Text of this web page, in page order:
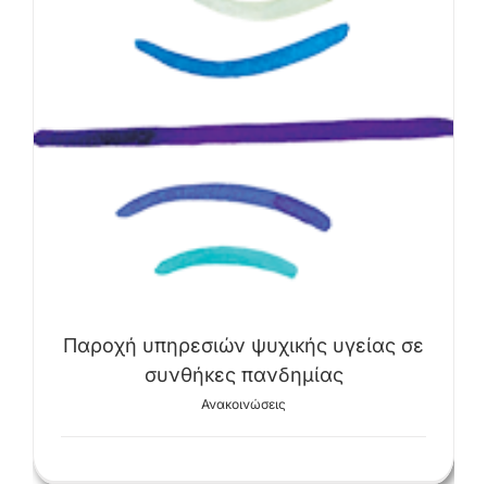
Παροχή υπηρεσιών ψυχικής υγείας σε
συνθήκες πανδημίας
Ανακοινώσεις